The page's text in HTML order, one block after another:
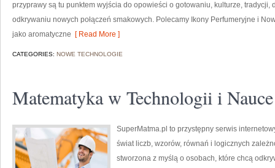
przyprawy są tu punktem wyjścia do opowieści o gotowaniu, kulturze, tradycji,
odkrywaniu nowych połączeń smakowych. Polecamy Ikony Perfumeryjne i
jako aromatyczne [ Read More ]
CATEGORIES: NOWE TECHNOLOGIE
Matematyka w Technologii i Nauce
SuperMatma.pl to przystępny serwis
świat liczb, wzorów, równań i logicznych
stworzona z myślą o osobach, które chcą